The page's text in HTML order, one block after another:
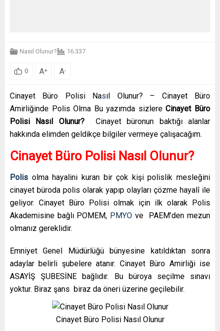
Nasıl Olunur? 16.337
0 A+ A-
Cinayet Büro Polisi Nasıl Olunur? – Cinayet Büro
Amirliğinde Polis Olma Bu yazımda sizlereCinayet Büro
Polisi Nasıl Olunur?
Cinayet büronun baktığı alanlar
hakkında elimden geldikçe bilgiler vermeye çalışacağım.
Cinayet Büro Polisi Nasıl Olunur?
Polis olma hayalini kuran bir çok kişi polislik mesleğini
cinayet büroda polis olarak yapıp olayları çözme hayalî ile
geliyor. Cinayet Büro Polisi olmak için ilk olarak Polis
Akademisine bağlı POMEM, PMYO ve PAEM’den mezun
olmanız gereklidir.
Emniyet Genel Müdürlüğü bünyesine katıldıktan sonra
adaylar belirli şubelere atanır. Cinayet Büro Amirliği ise
ASAYİŞ ŞUBESİNE bağlıdır. Bu büroya seçilme sınavı
yoktur. Biraz şans biraz da öneri üzerine geçilebilir.
Cinayet Büro Polisi Nasıl Olunur